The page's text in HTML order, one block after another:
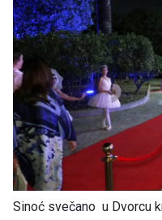
Sinoć svečano u Dvorcu